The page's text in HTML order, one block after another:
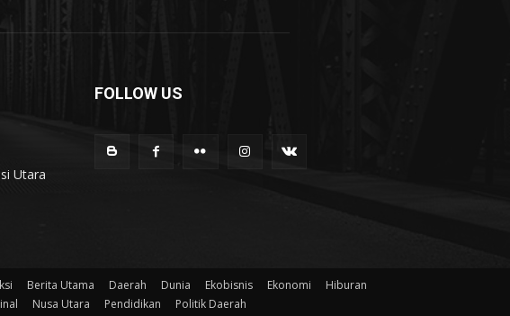
Utara
FOLLOW US
Berita Utama Daerah Dunia Ekobisnis Ekonomi
Hiburan
Nusa Utara Pendidikan
Politik Daerah